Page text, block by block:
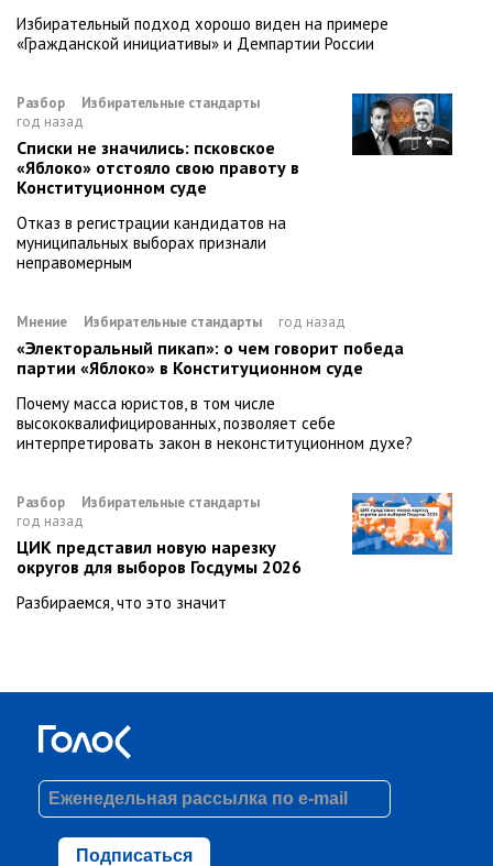
Избирательный подход хорошо виден на примере
«Гражданской инициативы» и Демпартии России
Разбор
Избирательные стандарты
год назад
Списки не значились: псковское
«Яблоко» отстояло свою правоту в
Конституционном суде
Отказ в регистрации кандидатов на
муниципальных выборах признали
неправомерным
Мнение Избирательные стандарты год назад
«Электоральный пикап»: о чем говорит победа
партии «Яблоко» в Конституционном суде
Почему масса юристов, в том числе
высококвалифицированных, позволяет себе
интерпретировать закон в неконституционном духе?
Разбор
Избирательные стандарты
год назад
ЦИК представил новую нарезку
округов для выборов Госдумы 2026
Разбираемся, что это значит
Подписаться